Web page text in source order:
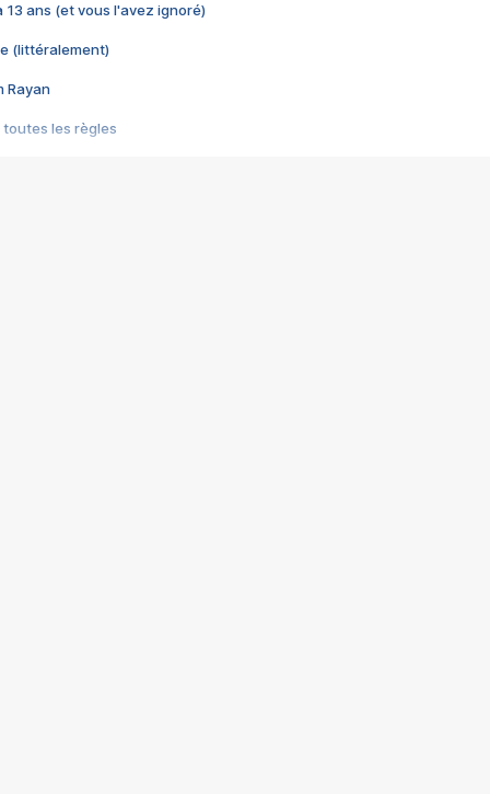
13 ans (et vous l'avez ignoré)
(littéralement)
Rayan
toutes les règles